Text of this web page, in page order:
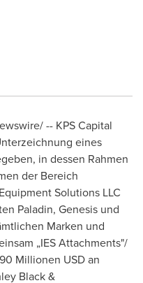
-- KPS Capital
eines
in dessen Rahmen
der Bereich
Solutions LLC
Paladin, Genesis und
Marken und
„IES Attachments"/
Millionen USD an
Black&